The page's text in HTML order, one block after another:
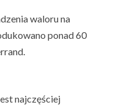
waloru na
ponad60
.
najczęściej